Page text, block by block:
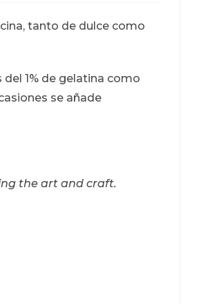
tanto de dulce como
1% de gelatina como
se añade
the art and craft.